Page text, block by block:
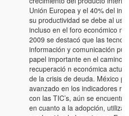
Unión Europea y el 40% del
su productividad se debe al uso
incluso en el foro económico
2009 se destacó que las
información y comunicación
papel importante en el camino
recuperació n económica
de la crisis de deuda. México
avanzado en los indicadores
con las TIC’s, aún se
en cuanto a la adopción,